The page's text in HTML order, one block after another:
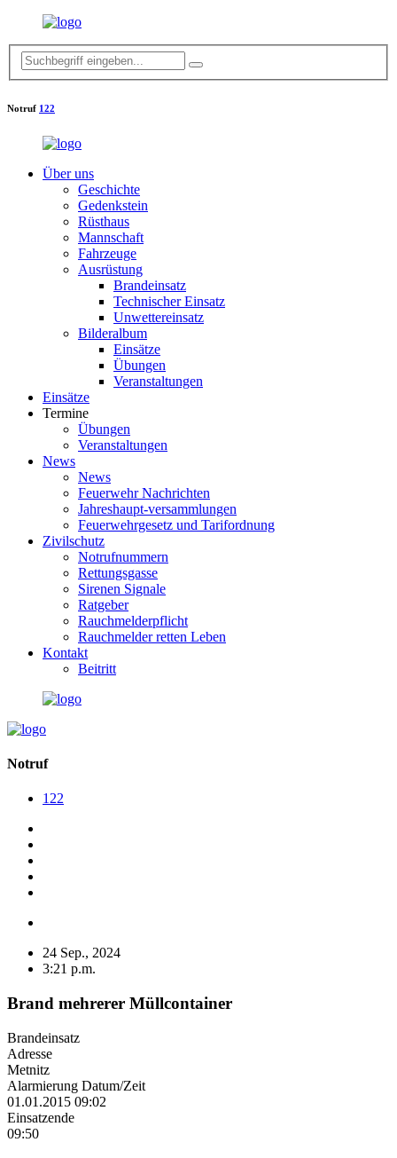
Notruf 122
Über uns
Geschichte
Gedenkstein
Rüsthaus
Mannschaft
Fahrzeuge
Ausrüstung
Brandeinsatz
Technischer Einsatz
Unwettereinsatz
Bilderalbum
Einsätze
Übungen
Veranstaltungen
Einsätze
Termine
Übungen
Veranstaltungen
News
News
Feuerwehr Nachrichten
Jahreshaupt-versammlungen
Feuerwehrgesetz und Tarifordnung
Zivilschutz
Notrufnummern
Rettungsgasse
Sirenen Signale
Ratgeber
Rauchmelderpflicht
Rauchmelder retten Leben
Kontakt
Beitritt
Notruf
122
24 Sep., 2024
3:21 p.m.
Brand mehrerer Müllcontainer
Brandeinsatz
Adresse
Metnitz
Alarmierung Datum/Zeit
01.01.2015 09:02
Einsatzende
09:50